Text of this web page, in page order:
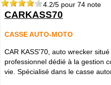
4.2/5 pour 74 note
CARKASS70
CASSE AUTO-MOTO
CAR KASS'70, auto wrecker
professionnel dédié à la gestion
vie. Spécialisé dans le casse